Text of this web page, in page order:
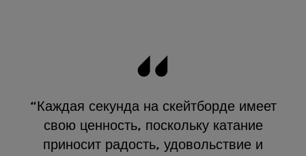
“Каждая секунда на скейтборде имеет
свою ценность, поскольку катание
приносит радость, удовольствие и